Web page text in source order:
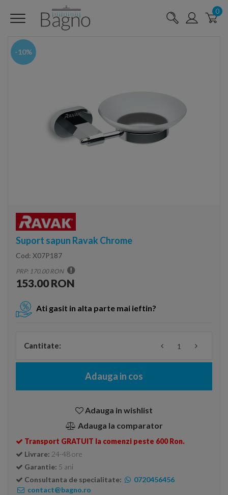
0
-10%
Suport sapun Ravak Chrome
Cod: X07P187
PRP: 170.00 RON
153.00 RON
Ati gasit in alta parte mai ieftin?
Cantitate:
Adauga in cos
Adauga in wishlist
Adauga la comparator
Transport GRATUIT la comenzi peste 600 Ron.
Livrare: 24-48 ore
Garantie: 5 ani
Consultanta de specialitate:
0720456456
contact@bagno.ro